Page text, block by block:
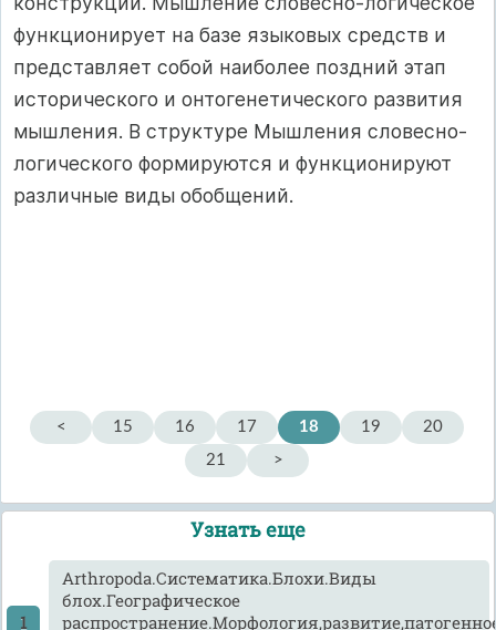
функционирует на базе языковых средств и
представляет собой наиболее поздний этап
исторического и онтогенетического развития
мышления. В структуре Мышления словесно-
логического формируются и функционируют
различные виды обобщений.
< 15 16 17 18 19
20
21
>
Узнать еще
Arthropoda.Систематика.Блохи.Виды
блох.Географическое